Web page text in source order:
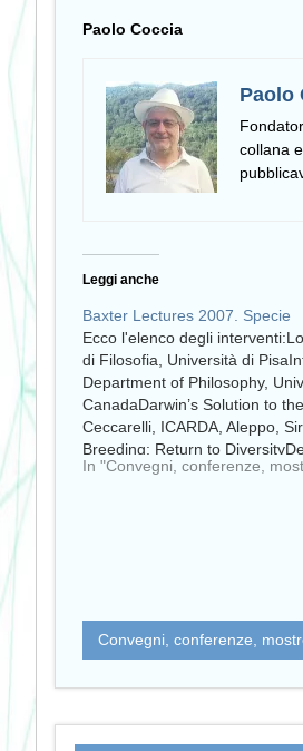
Paolo Coccia
Paolo
collana
Leggi anche
Baxter Lectures 2007. Specie
Ecco l'elenco degli
di Filosofia, Università di
Department of Philosophy,
CanadaDarwin’s Solution to
Ceccarelli, ICARDA, Aleppo,
Breeding: Return to
Zoology, University of Guelph,
In "Convegni, conferenze,
Convegni, conferenze,